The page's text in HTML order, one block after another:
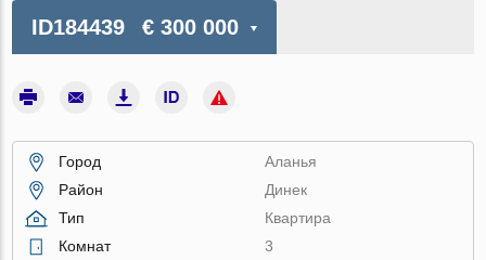
ID184439 € 300 000
Город
Аланья
Район
Динек
Тип
Квартира
Комнат
3